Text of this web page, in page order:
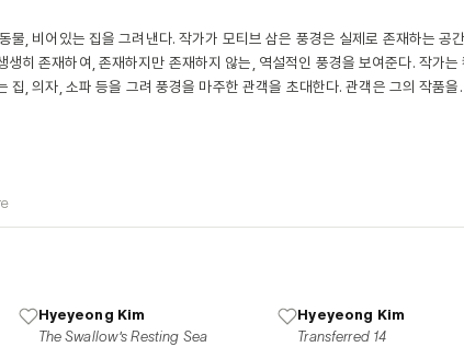
물, 비어있는 집을 그려낸다. 작가가 모티브 삼은 풍경은 실제로 존재하는 공
히 존재하여, 존재하지만 존재하지 않는, 역설적인 풍경을 보여준다. 작가는
집, 의자, 소파 등을 그려 풍경을 마주한 관객을 초대한다. 관객은 그의 작품을
정감을 느끼며 각자의 감상으로 캔버스 속 빈 자리를 채운다.
업을 전개하는 작
료들은 그가 그려내는 풍경과 사물을 보다 더 면밀하게 보여준다.
Hyeyeong Kim
The Swallow's Resting Sea
Hyeyeong Kim
Transferred 14